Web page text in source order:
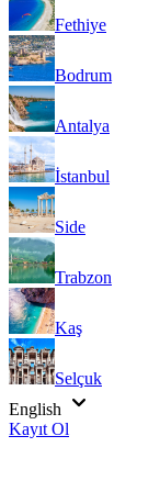
Fethiye
Bodrum
Antalya
İstanbul
Side
Trabzon
Kaş
Selçuk
English
Kayıt Ol